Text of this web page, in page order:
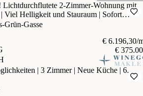
Lichtdurchflutete 2-Zimmer-Wohnung mit
Viel Helligkeit und Stauraum | Sofort
Grün-Gasse
€ 6.196,30/
€
| 3 Zimmer | Neue Küche | 6.